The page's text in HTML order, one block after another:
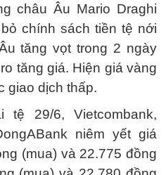
châu Âu Mario Draghi
chính sách tiền tệ nới
tăng vọt trong 2 ngày
tăng giá. Hiện giá vàng
giao dịch thấp.
tệ 29/6, Vietcombank,
niêm yết giá
(mua) và 22.775 đồng